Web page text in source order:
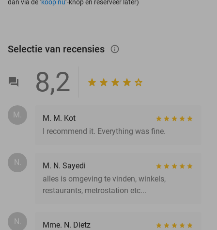
dan via de ‘koop nu’-knop én reserveer later)
Selectie van recensies info_outlined
8,2
M.
M. M. Kot
I recommend it. Everything was fine.
N.
M. N. Sayedi
alles is omgeving te vinden, winkels,
restaurants, metrostation etc...
N.
Mme. N. Dietz